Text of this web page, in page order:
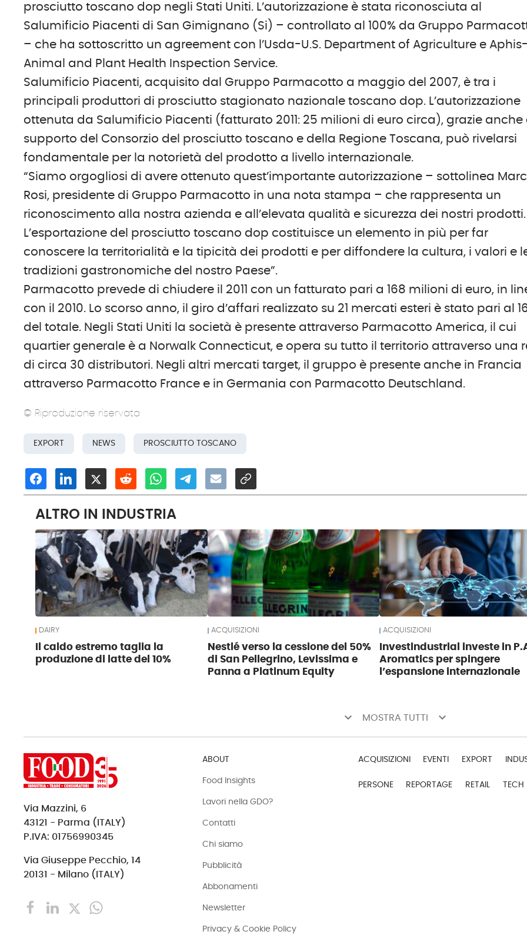
prosciutto toscano dop negli Stati Uniti. L’autorizzazione è stata riconosciuta al
Salumificio Piacenti di San Gimignano (Si) – controllato al 100% da Gruppo
– che ha sottoscritto un agreement con l’Usda-U.S. Department of Agriculture e Aphis-
Animal and Plant Health Inspection Service.
Salumificio Piacenti, acquisito dal Gruppo Parmacotto a maggio del 2007, è tra i
principali produttori di prosciutto stagionato nazionale toscano dop. L’autorizzazione
ottenuta da Salumificio Piacenti (fatturato 2011: 25 milioni di euro circa), grazie anche
supporto del Consorzio del prosciutto toscano e della Regione Toscana, può rivelarsi
fondamentale per la notorietà del prodotto a livello internazionale.
“Siamo orgogliosi di avere ottenuto quest’importante autorizzazione – sottolinea
Rosi, presidente di Gruppo Parmacotto in una nota stampa – che rappresenta un
riconoscimento alla nostra azienda e all’elevata qualità e sicurezza dei nostri prodotti.
L’esportazione del prosciutto toscano dop costituisce un elemento in più per far
conoscere la territorialità e la tipicità dei prodotti e per diffondere la cultura, i valori e
tradizioni gastronomiche del nostro Paese”.
Parmacotto prevede di chiudere il 2011 con un fatturato pari a 168 milioni di euro, in
con il 2010. Lo scorso anno, il giro d’affari realizzato su 21 mercati esteri è stato pari al
del totale. Negli Stati Uniti la società è presente attraverso Parmacotto America, il cui
quartier generale è a Norwalk Connecticut, e opera su tutto il territorio attraverso una
di circa 30 distributori. Negli altri mercati target, il gruppo è presente anche in Francia
attraverso Parmacotto France e in Germania con Parmacotto Deutschland.
© Riproduzione riservata
EXPORT NEWS PROSCIUTTO TOSCANO
ALTRO IN INDUSTRIA
DAIRY
Il caldo estremo taglia la
produzione di latte del 10%
ACQUISIZIONI
Nestlé verso la cessione del 50%
di San Pellegrino, Levissima e
Panna a Platinum Equity
ACQUISIZIONI
Investindustrial investe in
Aromatics per spingere
l’espansione internazionale
keyboard_arrow_down MOSTRA TUTTI keyboard_arrow_down
Via Mazzini, 6
43121 - Parma (ITALY)
P.IVA: 01756990345
Via Giuseppe Pecchio, 14
20131 - Milano (ITALY)
ABOUT
Food Insights
Lavori nella GDO?
Contatti
Chi siamo
Pubblicità
Abbonamenti
Newsletter
Privacy & Cookie Policy
ACQUISIZIONI EVENTI EXPORT
PERSONE REPORTAGE RETAIL TECH